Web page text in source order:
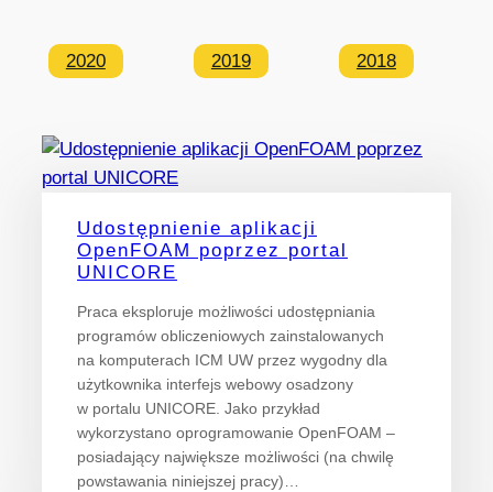
2020 2019 2018
Udostępnienie aplikacji
OpenFOAM poprzez portal
UNICORE
Praca eksploruje możliwości udostępniania
programów obliczeniowych zainstalowanych
na komputerach ICM UW przez wygodny dla
użytkownika interfejs webowy osadzony
w portalu UNICORE. Jako przykład
wykorzystano oprogramowanie OpenFOAM –
posiadający największe możliwości (na chwilę
powstawania niniejszej pracy)…